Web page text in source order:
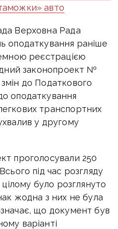
авто
Верховна Рада
оподаткування раніше
реєстрацією
законопроект №
до Податкового
оподаткування
транспортних
у другому
проголосували 250
під час розгляду
було розглянуто
жодна з них не була
що документ був
варіанті